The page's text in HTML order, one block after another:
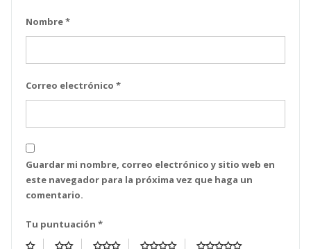
Nombre*
Correo electrónico *
Guardar mi nombre, correo electrónico y sitio web en
este navegador para la próxima vez que haga un
comentario.
Tu puntuación *